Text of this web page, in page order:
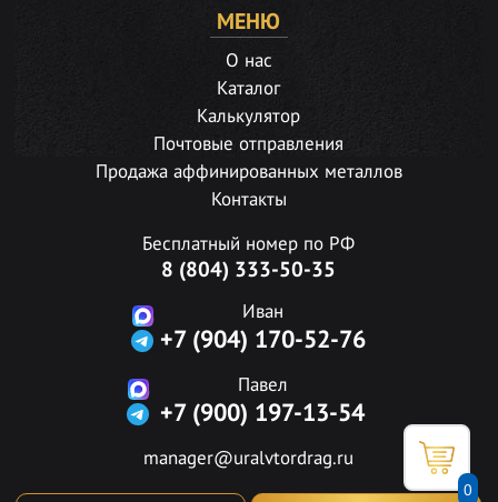
0
МЕНЮ
О нас
Каталог
Калькулятор
Почтовые отправления
Продажа аффинированных металлов
Контакты
Бесплатный номер по РФ
8 (804) 333-50-35
Иван
+7 (904) 170-52-76
Павел
+7 (900) 197-13-54
manager@uralvtordrag.ru